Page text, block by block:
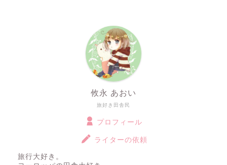
旅好き田舎民
攸永 あおい
プロフィール
ライターの依頼
旅行大好き。